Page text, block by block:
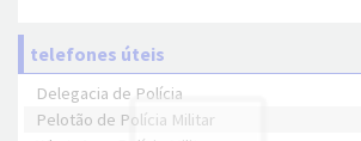
telefones úteis
Delegacia de Polícia
Pelotão de Polícia Militar